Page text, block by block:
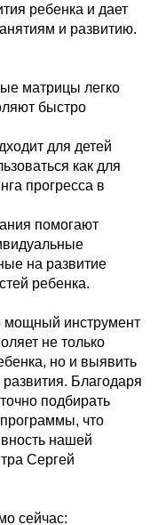
ребенка и дает
и развитию.
матрицы легко
быстро
для детей
как для
прогресса в
помогают
на развитие
ребенка.
мощный инструмент
не только
но и выявить
Благодаря
подбирать
что
нашей
Сергей
сейчас: